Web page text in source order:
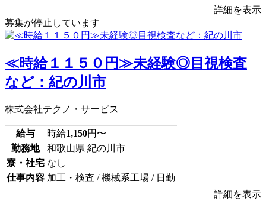
詳細を表示
募集が停止しています
≪時給１１５０円≫未経験◎目視検査
など：紀の川市
株式会社テクノ・サービス
給与 時給1,150円〜
勤務地
和歌山県 紀の川市
寮・社宅 なし
仕事内容 加工・検査 / 機械系工場 / 日勤
詳細を表示